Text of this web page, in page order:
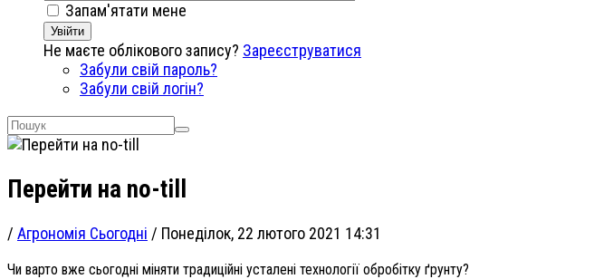
Запам'ятати мене
Увійти
Не маєте облікового запису? Зареєструватися
Забули свій пароль?
Забули свій логін?
Перейти на no-till
/ Агрономія Сьогодні / Понеділок, 22 лютого 2021 14:31
Чи варто вже сьогодні міняти традиційні усталені технології обробітку ґрунту?